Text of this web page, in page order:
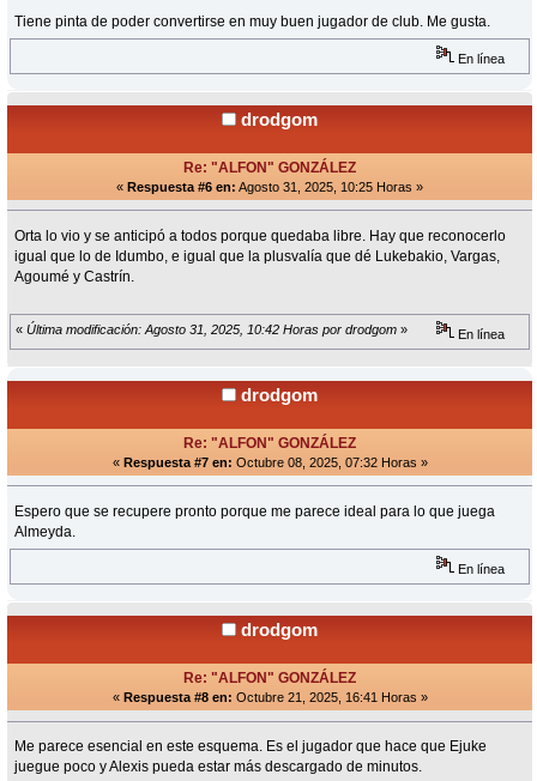
Tiene pinta de poder convertirse en muy buen jugador de club. Me gusta.
En línea
drodgom
Re: "ALFON" GONZÁLEZ
« Respuesta #6 en: Agosto 31, 2025, 10:25 Horas »
Orta lo vio y se anticipó a todos porque quedaba libre. Hay que reconocerlo
igual que lo de Idumbo, e igual que la plusvalía que dé Lukebakio, Vargas,
Agoumé y Castrín.
« Última modificación: Agosto 31, 2025, 10:42 Horas por drodgom » En línea
drodgom
Re: "ALFON" GONZÁLEZ
« Respuesta #7 en: Octubre 08, 2025, 07:32 Horas »
Espero que se recupere pronto porque me parece ideal para lo que juega
Almeyda.
En línea
drodgom
Re: "ALFON" GONZÁLEZ
« Respuesta #8 en: Octubre 21, 2025, 16:41 Horas »
Me parece esencial en este esquema. Es el jugador que hace que Ejuke
juegue poco y Alexis pueda estar más descargado de minutos.